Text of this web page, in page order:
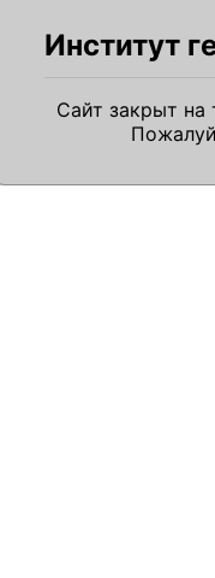
Институт
Сайт закрыт на